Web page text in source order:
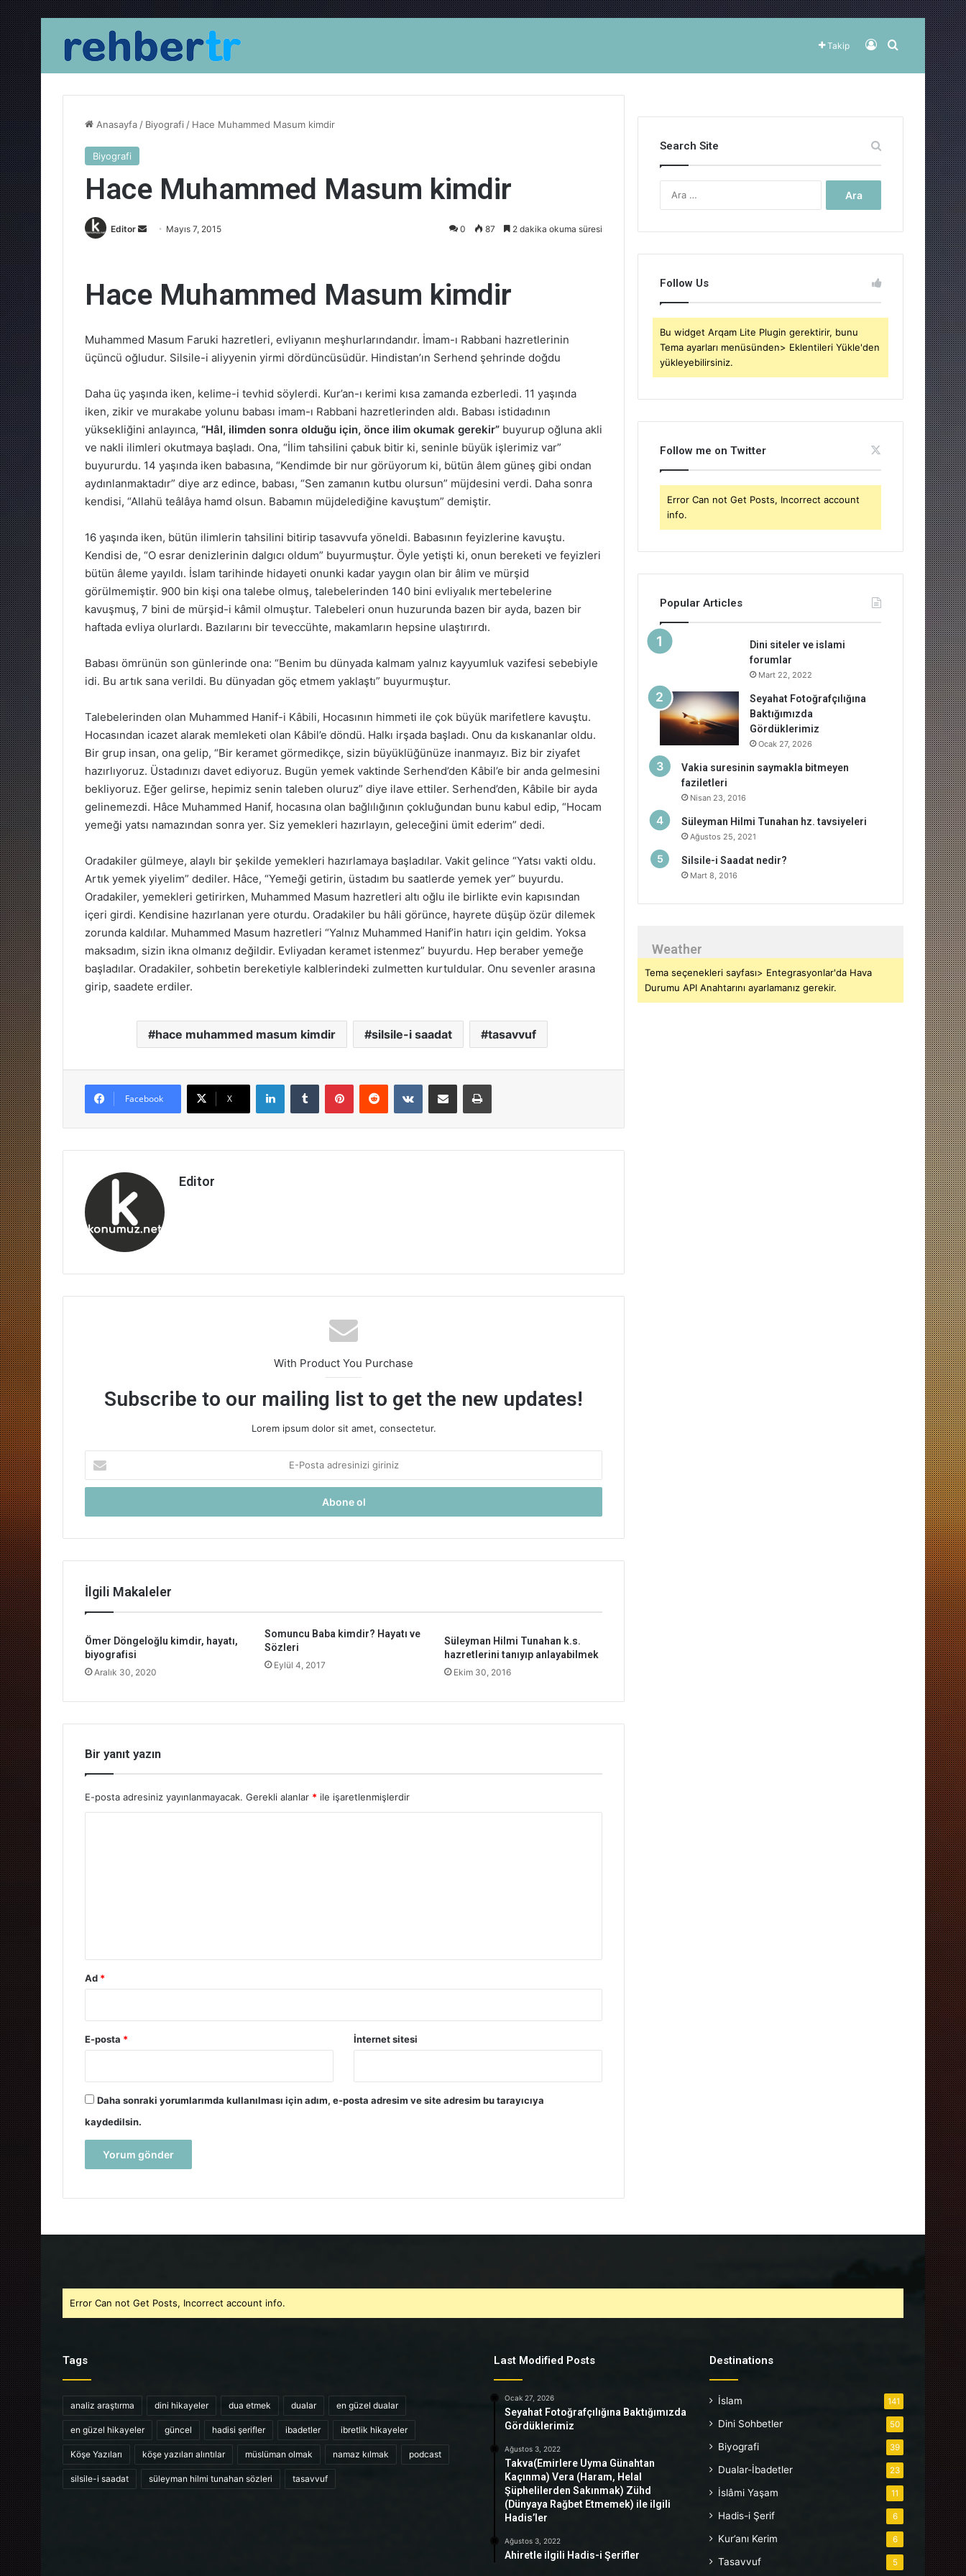
Takip Kayıt OlArama yap
Anasayfa / Biyografi / Hace Muhammed Masum kimdir
Biyografi
Hace Muhammed Masum kimdir
Editor
Bir
Mayıs 7, 2015 0 87 2 dakika okuma süresi
Hace Muhammed Masum kimdir
Muhammed Masum Faruki hazretleri, evliyanın meşhurlarındandır. İmam-ı Rabbani hazretlerinin
üçüncü oğludur. Silsile-i aliyyenin yirmi dördüncüsüdür. Hindistan’ın Serhend şehrinde doğdu
Daha üç yaşında iken, kelime-i tevhid söylerdi. Kur’an-ı kerimi kısa zamanda ezberledi. 11 yaşında
iken, zikir ve murakabe yolunu babası imam-ı Rabbani hazretlerinden aldı. Babası istidadının
yüksekliğini anlayınca, “Hâl, ilimden sonra olduğu için, önce ilim okumak gerekir” buyurup oğluna akli
ve nakli ilimleri okutmaya başladı. Ona, “İlim tahsilini çabuk bitir ki, seninle büyük işlerimiz var”
buyururdu. 14 yaşında iken babasına, “Kendimde bir nur görüyorum ki, bütün âlem güneş gibi ondan
aydınlanmaktadır” diye arz edince, babası, “Sen zamanın kutbu olursun” müjdesini verdi. Daha sonra
kendisi, “Allahü teâlâya hamd olsun. Babamın müjdelediğine kavuştum” demiştir.
16 yaşında iken, bütün ilimlerin tahsilini bitirip tasavvufa yöneldi. Babasının feyizlerine kavuştu.
Kendisi de, “O esrar denizlerinin dalgıcı oldum” buyurmuştur. Öyle yetişti ki, onun bereketi ve feyizleri
bütün âleme yayıldı. İslam tarihinde hidayeti onunki kadar yaygın olan bir âlim ve mürşid
görülmemiştir. 900 bin kişi ona talebe olmuş, talebelerinden 140 bini evliyalık mertebelerine
kavuşmuş, 7 bini de mürşid-i kâmil olmuştur. Talebeleri onun huzurunda bazen bir ayda, bazen bir
haftada evliya olurlardı. Bazılarını bir teveccühte, makamların hepsine ulaştırırdı.
Babası ömrünün son günlerinde ona: “Benim bu dünyada kalmam yalnız kayyumluk vazifesi sebebiyle
idi. Bu artık sana verildi. Bu dünyadan göç etmem yaklaştı” buyurmuştur.
Talebelerinden olan Muhammed Hanif-i Kâbili, Hocasının himmeti ile çok büyük marifetlere kavuştu.
Hocasından icazet alarak memleketi olan Kâbil’e döndü. Halkı irşada başladı. Onu da kıskananlar oldu.
Bir grup insan, ona gelip, “Bir keramet görmedikçe, sizin büyüklüğünüze inanmayız. Biz bir ziyafet
hazırlıyoruz. Üstadınızı davet ediyoruz. Bugün yemek vaktinde Serhend’den Kâbil’e bir anda gelmesini
bekliyoruz. Eğer gelirse, hepimiz senin taleben oluruz” diye ilave ettiler. Serhend’den, Kâbile bir ayda
gelinemezdi. Hâce Muhammed Hanif, hocasına olan bağlılığının çokluğundan bunu kabul edip, “Hocam
yemeği yatsı namazından sonra yer. Siz yemekleri hazırlayın, geleceğini ümit ederim” dedi.
Oradakiler gülmeye, alaylı bir şekilde yemekleri hazırlamaya başladılar. Vakit gelince “Yatsı vakti oldu.
Artık yemek yiyelim” dediler. Hâce, “Yemeği getirin, üstadım bu saatlerde yemek yer” buyurdu.
Oradakiler, yemekleri getirirken, Muhammed Masum hazretleri altı oğlu ile birlikte evin kapısından
içeri girdi. Kendisine hazırlanan yere oturdu. Oradakiler bu hâli görünce, hayrete düşüp özür dilemek
zorunda kaldılar. Muhammed Masum hazretleri “Yalnız Muhammed Hanif’in hatırı için geldim. Yoksa
maksadım, sizin ikna olmanız değildir. Evliyadan keramet istenmez” buyurdu. Hep beraber yemeğe
başladılar. Oradakiler, sohbetin bereketiyle kalblerindeki zulmetten kurtuldular. Onu sevenler arasına
girip, saadete erdiler.
hace muhammed masum kimdir silsile-i saadat tasavvuf
Facebook X
LinkedInTumblr PinterestReddit VKontakteE-Posta ile paylaş Yazdır
Editor
With Product You Purchase
Subscribe to our mailing list to get the new updates!
Lorem ipsum dolor sit amet, consectetur.
Posta
adresinizi
İlgili Makaleler
Ömer Döngeloğlu kimdir, hayatı,
biyografisi
Aralık 30, 2020
Somuncu Baba kimdir? Hayatı ve
Sözleri
Eylül 4, 2017
Süleyman Hilmi Tunahan k.s.
hazretlerini tanıyıp anlayabilmek
Ekim 30, 2016
Bir yanıt yazın
E-posta adresiniz yayınlanmayacak. Gerekli alanlar * ile işaretlenmişlerdir
Ad *
E-posta * İnternet sitesi
Daha sonraki yorumlarımda kullanılması için adım, e-posta adresim ve site adresim bu tarayıcıya
kaydedilsin.
Search Site
Follow Us
Bu widget Arqam Lite Plugin gerektirir, bunu
Tema ayarları menüsünden> Eklentileri Yükle'den
yükleyebilirsiniz.
Follow me on Twitter
Error Can not Get Posts, Incorrect account
info.
Popular Articles
Dini siteler ve islami
forumlar
Mart 22, 2022
Seyahat Fotoğrafçılığına
Baktığımızda
Gördüklerimiz
Ocak 27, 2026
Vakia suresinin saymakla bitmeyen
faziletleri
Nisan 23, 2016
Süleyman Hilmi Tunahan hz. tavsiyeleri
Ağustos 25, 2021
Silsile-i Saadat nedir?
Mart 8, 2016
Weather
Tema seçenekleri sayfası> Entegrasyonlar'da Hava
Durumu API Anahtarını ayarlamanız gerekir.
Error Can not Get Posts, Incorrect account info.
Tags
analiz araştırma dini hikayeler dua etmek dualar en güzel dualar
en güzel hikayeler güncel hadisi şerifler ibadetler ibretlik hikayeler
Köşe Yazıları köşe yazıları alıntılar müslüman olmak namaz kılmak podcast
silsile-i saadat süleyman hilmi tunahan sözleri tasavvuf
Last Modified Posts
Ocak 27, 2026
Seyahat Fotoğrafçılığına Baktığımızda
Gördüklerimiz
Ağustos 3, 2022
Takva(Emirlere Uyma Günahtan
Kaçınma) Vera (Haram, Helal
Şüphelilerden Sakınmak) Zühd
(Dünyaya Rağbet Etmemek) ile ilgili
Hadis’ler
Ağustos 3, 2022
Ahiretle ilgili Hadis-i Şerifler
Destinations
İslam 141
Dini Sohbetler 50
Biyografi 39
Dualar-İbadetler 23
İslâmi Yaşam 11
Hadis-i Şerif 6
Kur’anı Kerim 6
Tasavvuf 5